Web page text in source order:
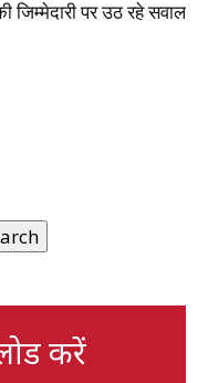
जिम्मेदारी पर उठ रहे सवाल
करें